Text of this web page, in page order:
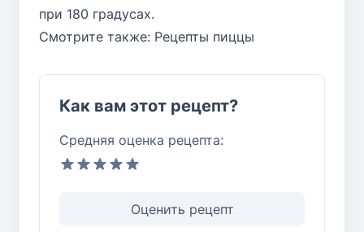
при 180 градусах.
Смотрите также: Рецепты пиццы
Как вам этот рецепт?
Средняя оценка рецепта:
Оценить рецепт